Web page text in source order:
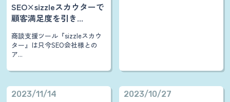
SEO×sizzleスカウターで
顧客満足度を引き...
商談支援ツール『sizzleスカウ
ター』は只今SEO会社様との
ア...
2023/11/14 2023/10/27